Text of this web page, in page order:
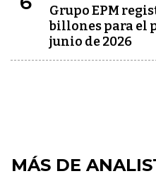
Grupo EPM
billones para el
junio de 2026
MÁS DE